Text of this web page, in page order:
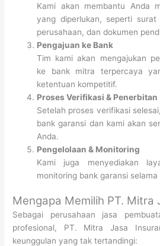
Kami akan membantu Anda
yang diperlukan, seperti surat
perusahaan, dan dokumen
Pengajuan ke Bank
Tim kami akan mengajukan
ke bank mitra terpercaya
ketentuan kompetitif.
Proses Verifikasi & Penerbitan
Setelah proses verifikasi
bank garansi dan kami akan
Anda.
Pengelolaan & Monitoring
Kami juga menyediakan
monitoring bank garansi selama
Mengapa Memilih PT. Mitra
Sebagai perusahaan jasa
profesional, PT. Mitra Jasa
keunggulan yang tak tertandingi: